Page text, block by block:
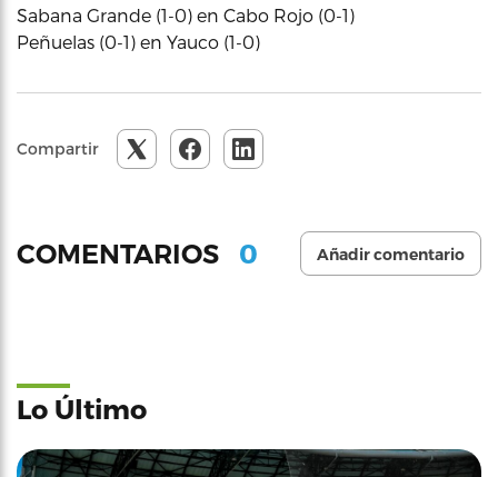
Sabana Grande (1-0) en Cabo Rojo (0-1)
Peñuelas (0-1) en Yauco (1-0)
Compartir
COMENTARIOS 0 Añadir comentario
Lo Último